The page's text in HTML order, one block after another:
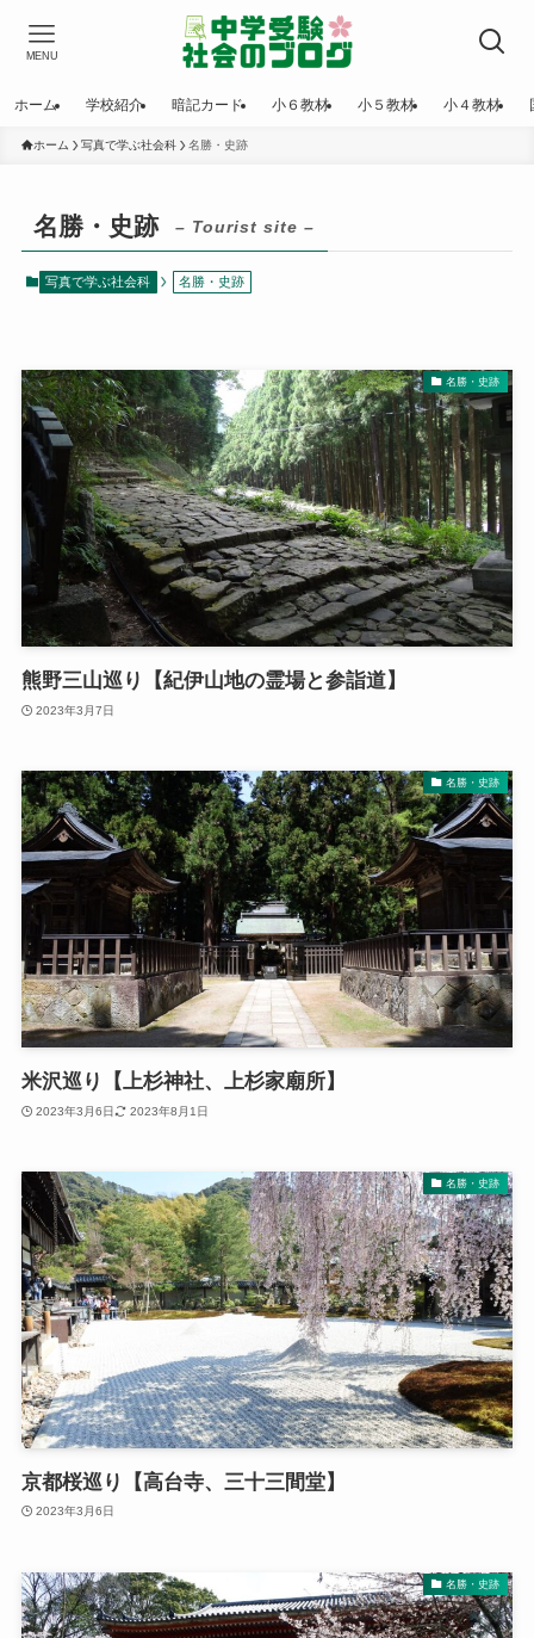
MENU
ホーム 学校紹介 暗記カード 小６教材 小５教材 小４教材
ホーム 写真で学ぶ社会科 名勝・史跡
名勝・史跡 – Tourist site –
写真で学ぶ社会科 名勝・史跡
名勝・史跡
熊野三山巡り【紀伊山地の霊場と参詣道】
2023年3月7日
名勝・史跡
米沢巡り【上杉神社、上杉家廟所】
2023年3月6日 2023年8月1日
名勝・史跡
京都桜巡り【高台寺、三十三間堂】
2023年3月6日
名勝・史跡